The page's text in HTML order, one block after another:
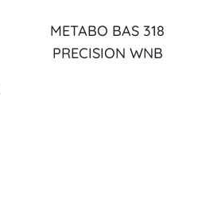
METABO BAS 318
PRECISION WNB